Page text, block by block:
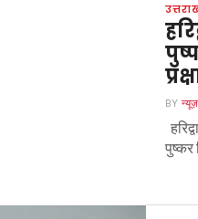
BY
पुष्कर